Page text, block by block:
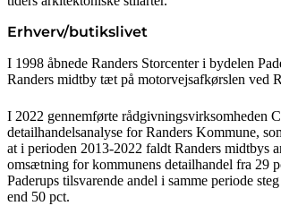
Erhverv/butikslivet
I 1998 åbnede Randers Storcenter i bydelen
Randers midtby tæt på motorvejsafkørslen ved
I 2022 gennemførte rådgivningsvirksomheden
detailhandelsanalyse for Randers Kommune,
at i perioden 2013-2022 faldt Randers midtbys
omsætning for kommunens detailhandel fra 29
Paderups tilsvarende andel i samme periode
end 50 pct.